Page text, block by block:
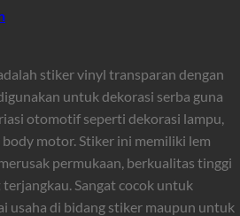
stiker vinyl transparan dengan
untuk dekorasi serba guna
otomotif seperti dekorasi lampu,
motor. Stiker ini memiliki lem
permukaan, berkualitas tinggi
Sangat cocok untuk
usaha di bidang stiker maupun untuk